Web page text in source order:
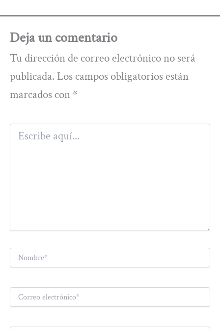
Deja un comentario
Tu dirección de correo electrónico no será
publicada. Los campos obligatorios están
marcados con *
Escribe
aquí...
Correo
electrónico*